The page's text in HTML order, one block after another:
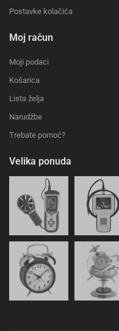
Postavke kolačića
Moj račun
Moji podaci
Košarica
Lista želja
Narudžbe
Trebate pomoć?
Velika ponuda